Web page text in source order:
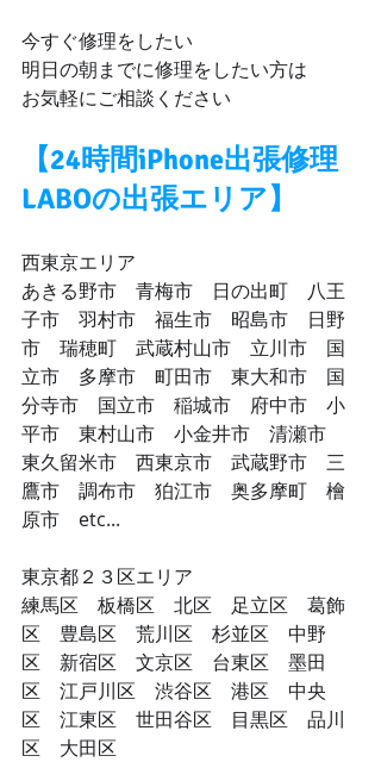
今すぐ修理をしたい
明日の朝までに修理をしたい方は
お気軽にご相談ください
【24時間iPhone出張修理
LABOの出張エリア】
​西東京エリア
あきる野市　青梅市　日の出町　八王
子市　羽村市　福生市　昭島市　日野
市　瑞穂町　武蔵村山市　立川市　国
立市　多摩市　町田市　東大和市　国
分寺市　国立市　稲城市　府中市　小
平市　東村山市　小金井市　清瀬市
東久留米市　西東京市　武蔵野市　三
鷹市　調布市　狛江市　奥多摩町　檜
原市　etc...
​東京都２３区エリア
​練馬区　板橋区　北区　足立区　葛飾
区　豊島区　荒川区　杉並区　中野
区　新宿区　文京区　台東区　墨田
区　江戸川区　渋谷区　港区　中央
区　江東区　世田谷区　目黒区　品川
区　大田区